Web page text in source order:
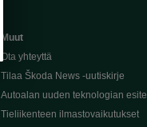
Muut
Ota yhteyttä
Tilaa Škoda News -uutiskirje
Autoalan uuden teknologian esite
Tieliikenteen ilmastovaikutukset